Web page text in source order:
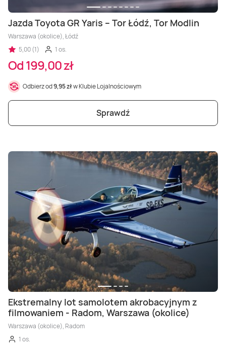
Jazda Toyota GR Yaris – Tor Łódź, Tor Modlin
Warszawa (okolice), Łódź
5,00 (1)
1 os.
Od 199,00 zł
Odbierz od9,95 złw Klubie Lojalnościowym
Sprawdź
Ekstremalny lot samolotem akrobacyjnym z
filmowaniem - Radom, Warszawa (okolice)
Warszawa (okolice), Radom
1 os.